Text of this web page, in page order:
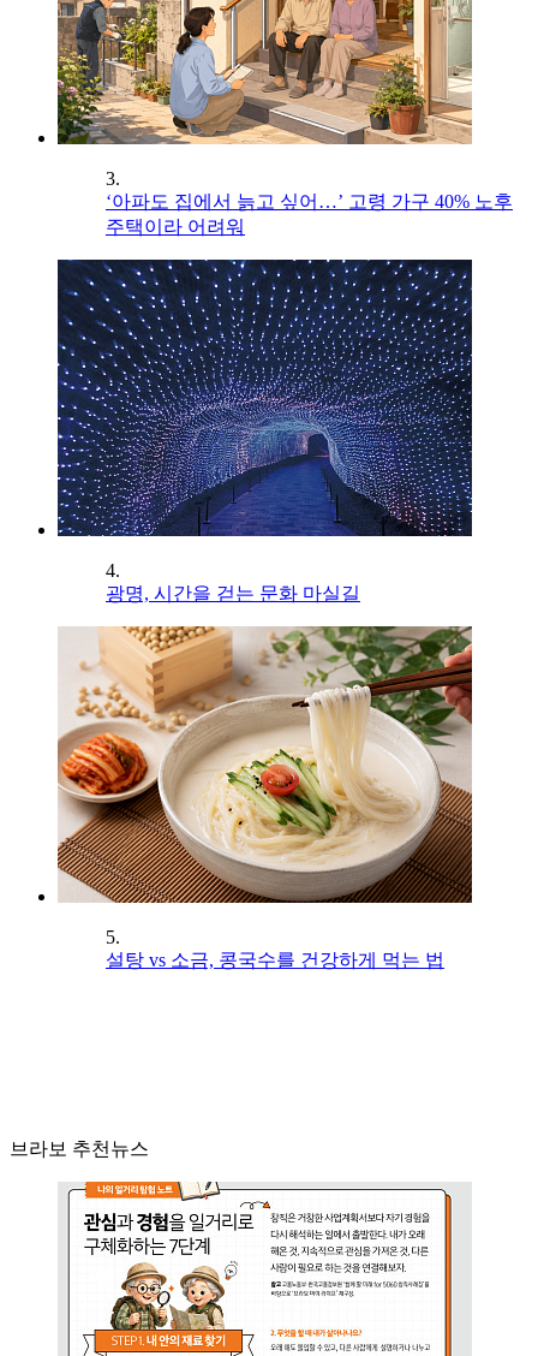
3.
‘아파도 집에서 늙고 싶어…’ 고령 가구 40% 노후
주택이라 어려워
4.
광명, 시간을 걷는 문화 마실길
5.
설탕 vs 소금, 콩국수를 건강하게 먹는 법
브라보 추천뉴스